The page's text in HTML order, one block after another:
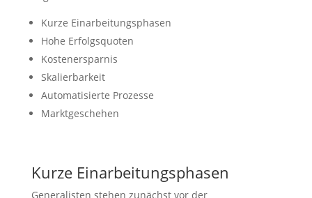
Kurze Einarbeitungsphasen
Hohe Erfolgsquoten
Kostenersparnis
Skalierbarkeit
Automatisierte Prozesse
Marktgeschehen
Kurze Einarbeitungsphasen
Generalisten stehen zunächst vor der